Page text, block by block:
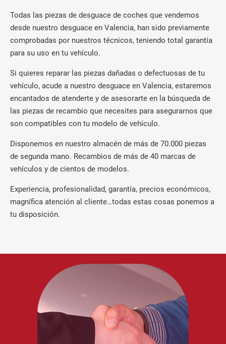
Todas las piezas de desguace de coches que vendemos
desde nuestro desguace en Valencia, han sido previamente
comprobadas por nuestros técnicos, teniendo total garantía
para su uso en tu vehículo.
Si quieres reparar las piezas dañadas o defectuosas de tu
vehículo, acude a nuestro desguace en Valencia, estaremos
encantados de atenderte y de asesorarte en la búsqueda de
las piezas de recambio que necesites para asegurarnos que
son compatibles con tu modelo de vehículo.
Disponemos en nuestro almacén de más de 70.000 piezas
de segunda mano. Recambios de más de 40 marcas de
vehículos y de cientos de modelos.
Experiencia, profesionalidad, garantía, precios económicos,
magnífica atención al cliente…todas estas cosas ponemos a
tu disposición.